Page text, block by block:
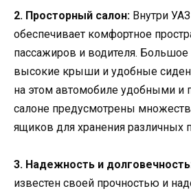
2. Просторный салон: Внутри
обеспечивает комфортное
пассажиров и водителя. Большое
высокие крыши и удобные
на этом автомобиле удобными и
салоне предусмотрены
ящиков для хранения различных
3. Надежность и
известен своей прочностью и